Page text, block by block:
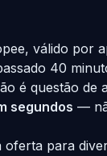
válido por
40
é questão de
segundos —
oferta para